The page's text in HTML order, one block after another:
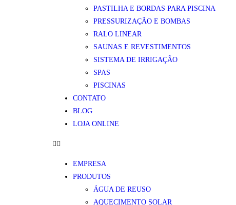
PASTILHA E BORDAS PARA PISCINA
PRESSURIZAÇÃO E BOMBAS
RALO LINEAR
SAUNAS E REVESTIMENTOS
SISTEMA DE IRRIGAÇÃO
SPAS
PISCINAS
CONTATO
BLOG
LOJA ONLINE
EMPRESA
PRODUTOS
ÁGUA DE REUSO
AQUECIMENTO SOLAR